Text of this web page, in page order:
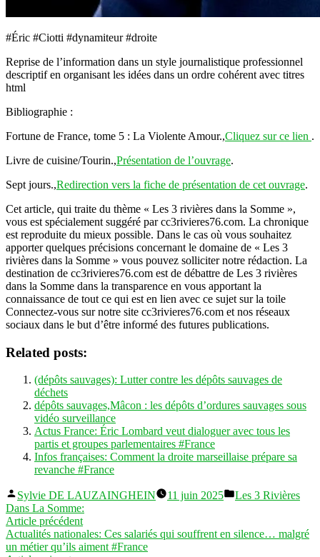
#Éric #Ciotti #dynamiteur #droite
Reprise de l’information dans un style journalistique professionnel
descriptif en organisant les idées dans un ordre cohérent avec titres
html
Bibliographie :
Fortune de France, tome 5 : La Violente Amour.,Cliquez sur ce lien .
Livre de cuisine/Tourin.,Présentation de l’ouvrage.
Sept jours.,Redirection vers la fiche de présentation de cet ouvrage.
Cet article, qui traite du thème « Les 3 rivières dans la Somme »,
vous est spécialement suggéré par cc3rivieres76.com. La chronique
est reproduite du mieux possible. Dans le cas où vous souhaitez
apporter quelques précisions concernant le domaine de « Les 3
rivières dans la Somme » vous pouvez solliciter notre rédaction. La
destination de cc3rivieres76.com est de débattre de Les 3 rivières
dans la Somme dans la transparence en vous apportant la
connaissance de tout ce qui est en lien avec ce sujet sur la toile
Connectez-vous sur notre site cc3rivieres76.com et nos réseaux
sociaux dans le but d’être informé des futures publications.
Related posts:
(dépôts sauvages): Lutter contre les dépôts sauvages de
déchets
dépôts sauvages,Mâcon : les dépôts d’ordures sauvages sous
vidéo surveillance
Actus France: Éric Lombard veut dialoguer avec tous les
partis et groupes parlementaires #France
Infos françaises: Comment la droite marseillaise prépare sa
revanche #France
Publié
par
Sylvie DE LAUZAINGHEIN 11 juin 2025
Publié
Les 3 Rivières
Dans La Somme:
Navigation
de
Article précédentArticle
précédent :
Actualités nationales: Ces salariés qui souffrent en silence… malgré
un métier qu’ils aiment #France